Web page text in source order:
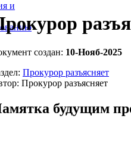
и
создан: 10-Нояб-2025
Прокурор разъясняет
Прокурор разъясняет
будущим